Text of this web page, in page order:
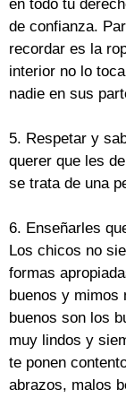
en todo tu
de confianza.
recordar es la
interior no lo
nadie en sus
5. Respetar y
querer que les
se trata de una
6. Enseñarles
Los chicos no
formas
buenos y mimos
buenos son los
muy lindos y
te ponen
abrazos, malos